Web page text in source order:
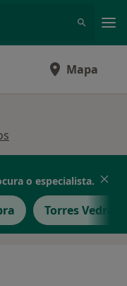
Mapa
o especialista.
Torres Vedras